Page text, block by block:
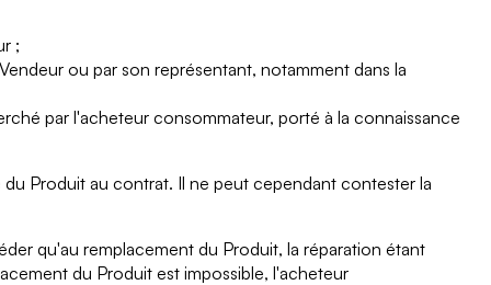
;
ou par son représentant, notamment dans la
par l'acheteur consommateur, porté à la connaissance
Produit au contrat. Il ne peut cependant contester la
qu'au remplacement du Produit, la réparation étant
du Produit est impossible, l'acheteur